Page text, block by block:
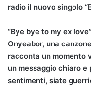
radio il nuovo singolo
“Bye bye to my ex
Onyeabor, una
racconta un momento
un messaggio chiaro
sentimenti, siate